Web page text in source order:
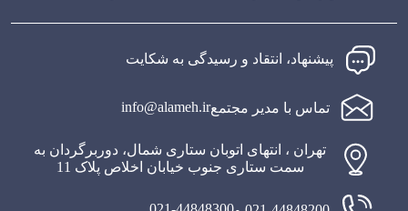
پیشنهاد، انتقاد و رسیدگی به شکایت
تماس با مدیر مجتمعinfo@alameh.ir
تهران ، انتهای اتوبان ستاری شمال، دوربرگردان به
سمت ستاری جنوب خیابان اخلاص پلاک 11